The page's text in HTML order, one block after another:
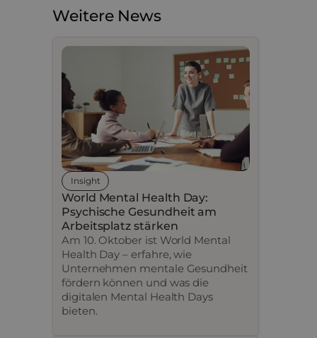
Weitere News
Insight
World Mental Health Day:
Psychische Gesundheit am
Arbeitsplatz stärken
Am 10. Oktober ist World Mental
Health Day – erfahre, wie
Unternehmen mentale Gesundheit
fördern können und was die
digitalen Mental Health Days
bieten.